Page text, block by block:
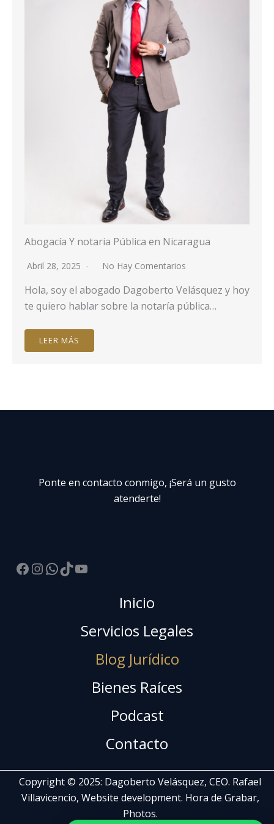
Abogacía Y notaria Pública en Nicaragua
Abril 28, 2025 No Hay Comentarios
Hola, soy el abogado Dagoberto Velásquez y hoy
te quiero hablar sobre la notaría pública…
LEER MÁS
Ponte en contacto conmigo, ¡Será un gusto
atenderte!
Facebook
Instagram
WhatsApp
TikTok
YouTube
Inicio
Servicios Legales
Blog Jurídico
Bienes Raíces
Podcast
Contacto
Copyright © 2025: Dagoberto Velásquez, CEO. Rafael
Villavicencio, Website development. Hora de Grabar,
Photos.